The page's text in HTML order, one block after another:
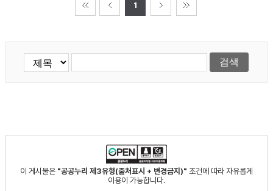
1
이 게시물은 "공공누리 제3유형(출처표시 + 변경금지)" 조건에 따라 자유롭게
이용이 가능합니다.